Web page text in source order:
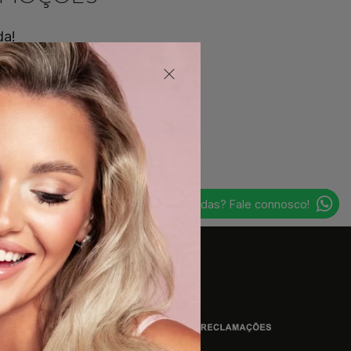
que temos para ti!
EU QUERO!
Dúvidas? Fale connosco!